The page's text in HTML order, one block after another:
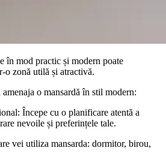
în mod practic și modern poate
o zonă utilă și atractivă.
o mansardă în stil modern:
Începe cu o planificare atentă a
nevoile și preferințele tale.
vei utiliza mansarda: dormitor, birou,